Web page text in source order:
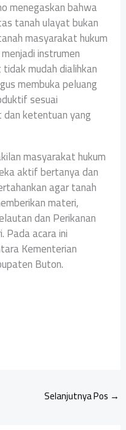
menegaskan bahwa
tanah ulayat bukan
masyarakat hukum
instrumen
mudah dialihkan
membuka peluang
sesuai
ketentuan yang
masyarakat hukum
aktif bertanya dan
agar tanah
materi,
dan Perikanan
Pada acara ini
Kementerian
Buton.
Selanjutnya Pos →